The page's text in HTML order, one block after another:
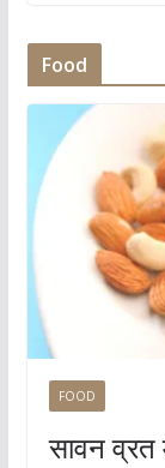
Food
FOOD
सावन व्रत